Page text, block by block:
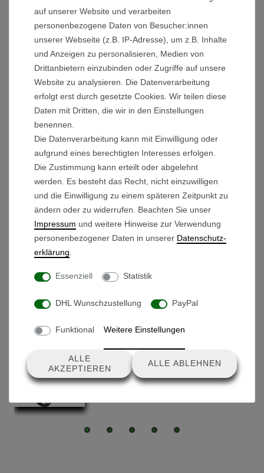
Technische Details:
Durchmesser Überwurfring: 17,2 mm
Durchmesser Seegerring: 11 mm
Maße Hohlspannstift: Durchm.: 4,2 mm / Länge:
20 mm
Lieferumfang:
Überwurfring
Stahlkugel
Madenschraube
Seegerring
2x Hohlspannstift
Produkte, die dir auch gefallen könnten
1.399,00 € *
auf unserer Website und verarbeiten
personenbezogene Daten von Besucher:innen
unserer Webseite (z.B. IP-Adresse), um z.B. Inhalte
und Anzeigen zu personalisieren, Medien von
Drittanbietern einzubinden oder Zugriffe auf unsere
Website zu analysieren. Die Datenverarbeitung
erfolgt erst durch gesetzte Cookies. Wir teilen diese
Daten mit Dritten, die wir in den Einstellungen
benennen.
Die Datenverarbeitung kann mit Einwilligung oder
aufgrund eines berechtigten Interesses erfolgen.
Die Zustimmung kann erteilt oder abgelehnt
werden. Es besteht das Recht, nicht einzuwilligen
und die Einwilligung zu einem späteren Zeitpunkt zu
ändern oder zu widerrufen. Beachten Sie unser
Impressum und weitere Hinweise zur Verwendung
personenbezogener Daten in unserer Daten­schutz­
erklärung
Essenziell Statistik
DHL Wunschzustellung PayPal
Funktional Weitere Einstellungen
ALLE
AKZEPTIEREN
ALLE ABLEHNEN